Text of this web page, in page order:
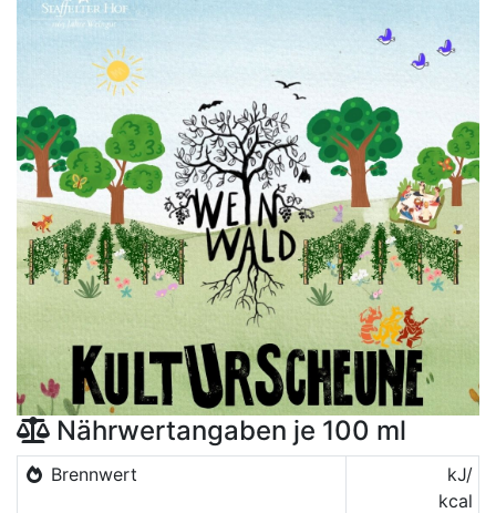
Nährwertangaben je 100 ml
Brennwert
kJ/
kcal